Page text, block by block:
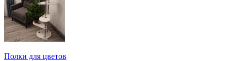
Полки для цветов